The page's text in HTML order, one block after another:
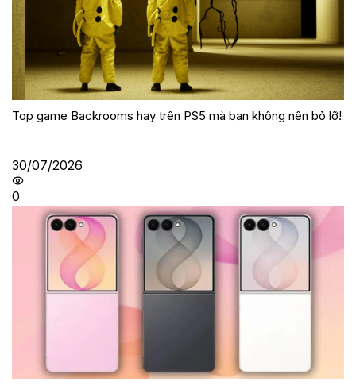
Top game Backrooms hay trên PS5 mà bạn không nên bỏ lỡ!
30/07/2026
0